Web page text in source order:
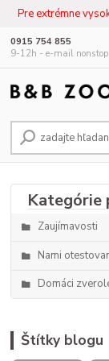
Pre extrémne
0915 754 855
9-12h - e-mail nonstop
Zaujímavosti
Nami
Domáci
Štítky blogu